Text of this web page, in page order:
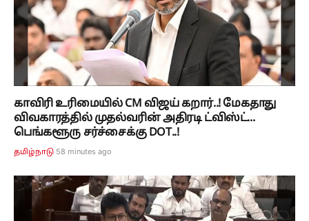
காவிரி உரிமையில் CM விஜய் கறார்..! மேகதாது
விவகாரத்தில் முதல்வரின் அதிரடி ட்விஸ்ட்...
பெங்களூரு சர்ச்சைக்கு DOT..!
தமிழ்நாடு 58 minutes ago